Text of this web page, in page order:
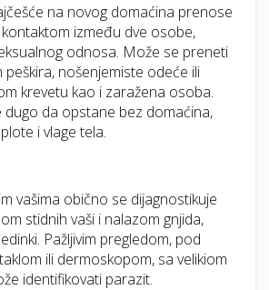
na novog domaćina prenose
kontaktom između dve osobe,
odnosa. Može se preneti
peškira, nošenjemiste odeće ili
krevetu kao i zaražena osoba.
dugo da opstane bez domaćina,
i vlage tela.
vašima obično se dijagnostikuje
stidnih vaši i nalazom gnjida,
Pažljivim pregledom, pod
ili dermoskopom, sa velikiom
identifikovati parazit.